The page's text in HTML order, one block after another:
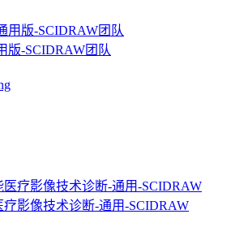
版-SCIDRAW团队
影像技术诊断-通用-SCIDRAW